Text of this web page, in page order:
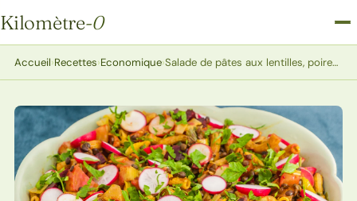
Kilomètre-0
Kilomètre-0
Accueil›Recettes›Economique› Salade de pâtes aux lentilles, poireaux et betteraves